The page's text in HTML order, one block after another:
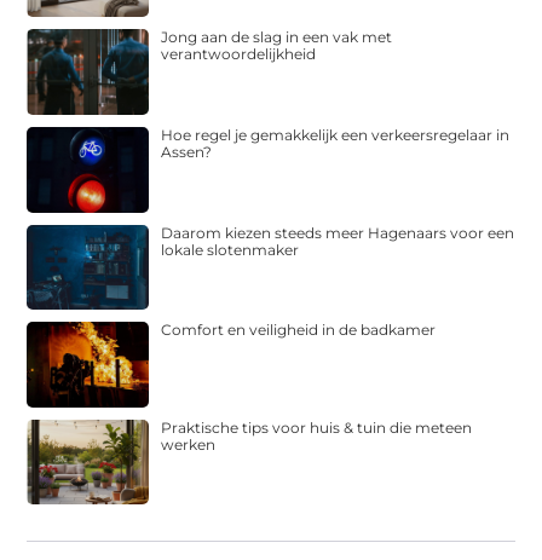
Jong aan de slag in een vak met
verantwoordelijkheid
Hoe regel je gemakkelijk een verkeersregelaar in
Assen?
Daarom kiezen steeds meer Hagenaars voor een
lokale slotenmaker
Comfort en veiligheid in de badkamer
Praktische tips voor huis & tuin die meteen
werken